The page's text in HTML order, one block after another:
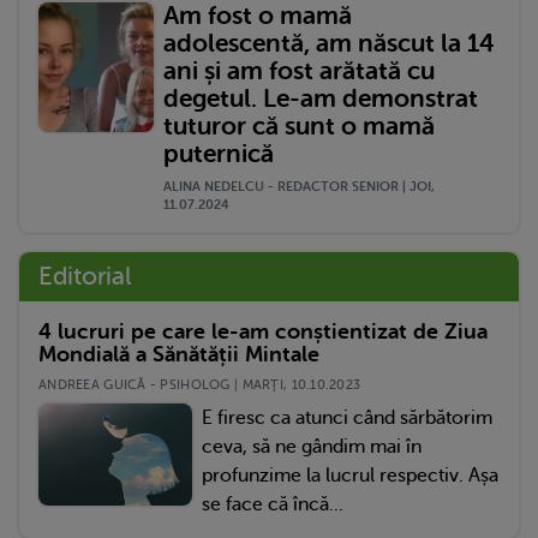
Am fost o mamă
adolescentă, am născut la 14
ani și am fost arătată cu
degetul. Le-am demonstrat
tuturor că sunt o mamă
puternică
ALINA NEDELCU - REDACTOR SENIOR | JOI,
11.07.2024
Editorial
4 lucruri pe care le-am conștientizat de Ziua
Mondială a Sănătății Mintale
ANDREEA GUICĂ - PSIHOLOG | MARŢI, 10.10.2023
E firesc ca atunci când sărbătorim
ceva, să ne gândim mai în
profunzime la lucrul respectiv. Așa
se face că încă...